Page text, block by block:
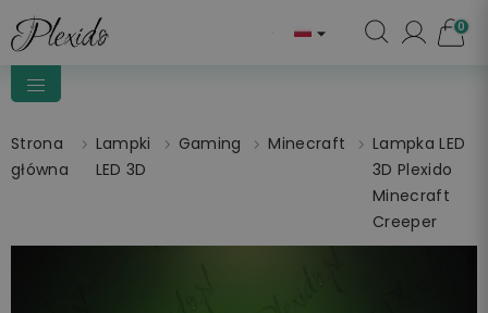
 0
Strona
główna
Lampki
LED 3D
Gaming Minecraft
Lampka LED
3D Plexido
Minecraft
Creeper